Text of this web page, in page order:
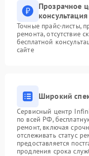
Прозрачное
консультация
Точные прайс-листы,
ремонта, отсутствие
бесплатной
сайте
Широкий
Сервисный центр
по всей РФ,
ремонт, включая
отслеживать статус
предоставляется
продления срока